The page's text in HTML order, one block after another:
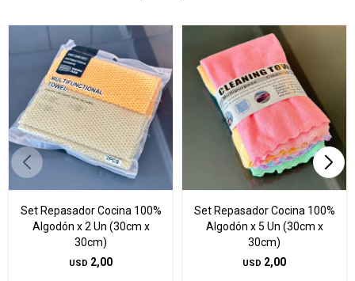
Set Repasador Cocina 100%
Algodón x 2 Un (30cm x
30cm)
USD 2,00
Set Repasador Cocina 100%
Algodón x 5 Un (30cm x
30cm)
USD 2,00